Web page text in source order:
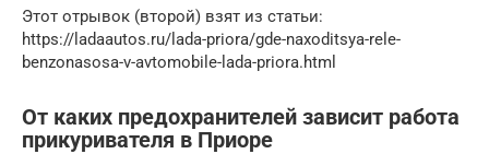
Этот отрывок (второй) взят из статьи:
https://ladaautos.ru/lada-priora/gde-naxoditsya-rele-
benzonasosa-v-avtomobile-lada-priora.html
От каких предохранителей зависит работа
прикуривателя в Приоре